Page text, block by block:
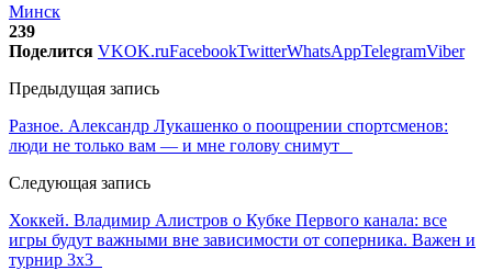
Минск
239
Поделится VKOK.ruFacebookTwitterWhatsAppTelegramViber
Предыдущая запись
Разное. Александр Лукашенко о поощрении спортсменов:
люди не только вам — и мне голову снимут
Следующая запись
Хоккей. Владимир Алистров о Кубке Первого канала: все
игры будут важными вне зависимости от соперника. Важен и
турнир 3х3